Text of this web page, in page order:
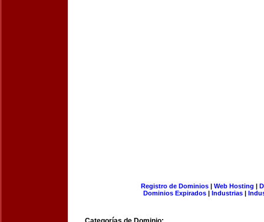
Registro de Dominios| Web Hosting |
Dominios Expirados | Industrias |